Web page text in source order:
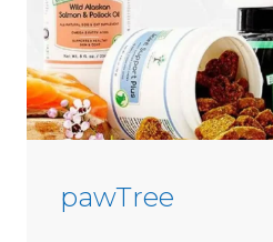
s
s
pawTree